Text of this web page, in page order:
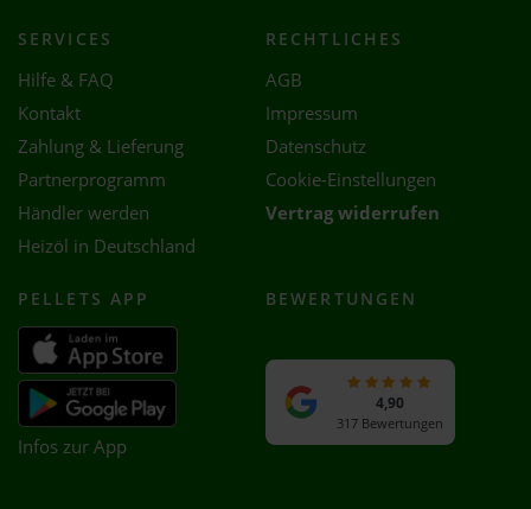
SERVICES
Hilfe & FAQ
Kontakt
Zahlung & Lieferung
Partnerprogramm
Händler werden
Heizöl in Deutschland
RECHTLICHES
AGB
Impressum
Datenschutz
Cookie-Einstellungen
Vertrag widerrufen
PELLETS APP
Infos zur App
BEWERTUNGEN
4,90
317 Bewertungen